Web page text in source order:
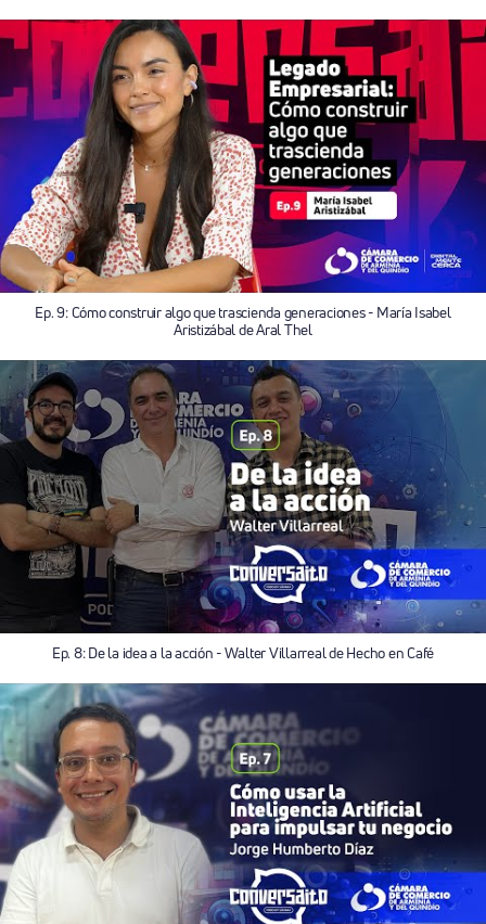
Ep. 9: Cómo construir algo que trascienda generaciones - María Isabel
Aristizábal de Aral Thel
Ep. 8: De la idea a la acción - Walter Villarreal de Hecho en Café